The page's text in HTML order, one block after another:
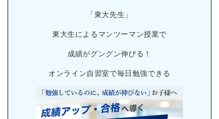
「東大先生」
東大生によるマンツーマン授業で
成績がグングン伸びる！
オンライン自習室で毎日勉強できる